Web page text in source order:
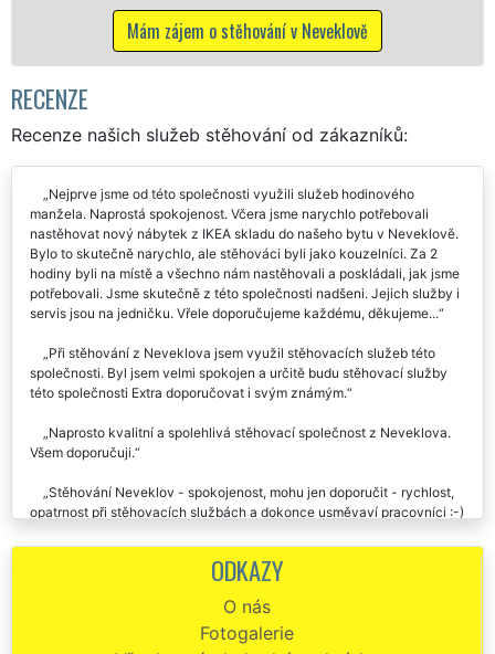
o stěhování v Neveklově
RECENZE
Recenze našich služeb stěhování od zákazníků:
Nejprve jsme od této společnosti využili služeb hodinového
manžela. Naprostá spokojenost. Včera jsme narychlo potřebovali
nastěhovat nový nábytek z IKEA skladu do našeho bytu v Neveklově.
Bylo to skutečně narychlo, ale stěhováci byli jako kouzelníci. Za 2
hodiny byli na místě a všechno nám nastěhovali a poskládali, jak jsme
potřebovali. Jsme skutečně z této společnosti nadšeni. Jejich služby i
servis jsou na jedničku. Vřele doporučujeme každému, děkujeme...
Při stěhování z Neveklova jsem využil stěhovacích služeb této
společnosti. Byl jsem velmi spokojen a určitě budu stěhovací služby
této společnosti Extra doporučovat i svým známým.
Naprosto kvalitní a spolehlivá stěhovací společnost z Neveklova.
Všem doporučuji.
Stěhování Neveklov - spokojenost, mohu jen doporučit - rychlost,
opatrnost při stěhovacích službách a dokonce usměvaví pracovníci :-)
Stěhovací služby na jedničku. Kompletní stěhování z Neveklova
Výborné stěhovací služby v Neveklově, super přístup, super
ODKAZY
O nás
Fotogalerie